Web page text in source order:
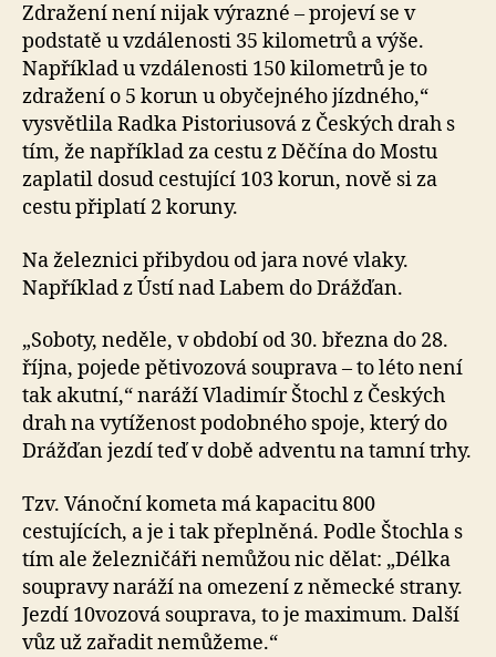
Zdražení není nijak výrazné – projeví se v
podstatě u vzdálenosti 35 kilometrů a výše.
Například u vzdálenosti 150 kilometrů je to
zdražení o 5 korun u obyčejného jízdného,“
vysvětlila Radka Pistoriusová z Českých drah s
tím, že například za cestu z Děčína do Mostu
zaplatil dosud cestující 103 korun, nově si za
cestu připlatí 2 koruny.
Na železnici přibydou od jara nové vlaky.
Například z Ústí nad Labem do Drážďan.
„Soboty, neděle, v období od 30. března do 28.
října, pojede pětivozová souprava – to léto není
tak akutní,“ naráží Vladimír Štochl z Českých
drah na vytíženost podobného spoje, který do
Drážďan jezdí teď v době adventu na tamní trhy.
Tzv. Vánoční kometa má kapacitu 800
cestujících, a je i tak přeplněná. Podle Štochla s
tím ale železničáři nemůžou nic dělat: „Délka
soupravy naráží na omezení z německé strany.
Jezdí 10vozová souprava, to je maximum. Další
vůz už zařadit nemůžeme.“